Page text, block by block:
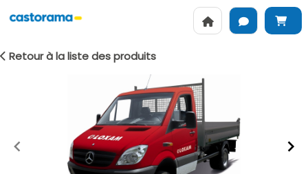
Retour à la liste des produits